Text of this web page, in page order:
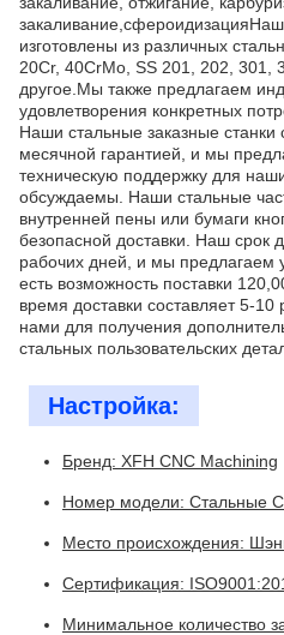
изготовлены из различных
20Cr, 40CrMo, SS 201, 202, 301,
другое.Мы также предлагаем
удовлетворения конкретных
Наши стальные заказные
месячной гарантией, и мы
техническую поддержку для
обсуждаемы. Наши стальные
внутренней пены или бумаги
безопасной доставки. Наш срок
рабочих дней, и мы предлагаем
есть возможность поставки
время доставки составляет 5-
нами для получения
стальных пользовательских
Настройка:
Бренд: XFH CNC Machining
Номер модели: Стальные
Место происхождения:
Сертификация:
Минимальное количество